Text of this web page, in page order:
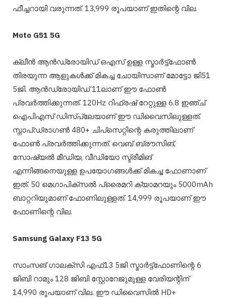
ഫീച്ചറായി വരുന്നത്. 13,999 രൂപയാണ് ഇതിന്റെ വില.
Moto G51 5G
ക്ലീൻ ആൻഡ്രോയിഡ് ഒഎസ് ഉള്ള സ്മാർട്ട്‌ഫോൺ
തിരയുന്ന ആളുകൾക്ക് മികച്ച ചോയിസാണ് മോട്ടോ ജി51
5ജി. ആൻഡ്രോയിഡ് 11ലാണ് ഈ ഫോൺ
പ്രവർത്തിക്കുന്നത്. 120Hz റിഫ്രഷ് റേറ്റുള്ള 6.8 ഇഞ്ച്
ഐപിഎസ് ഡിസ്‌പ്ലേയാണ് ഈ ഡിവൈസിലുള്ളത്.
സ്നാപ്ഡ്രാഗൺ 480+ ചിപ്‌സെറ്റിന്റെ കരുത്തിലാണ്
ഫോൺ പ്രവർത്തിക്കുന്നത്. വെബ് ബ്രൗസിങ്,
സോഷ്യൽ മീഡിയ, വീഡിയോ സ്ട്രീമിങ്
എന്നിങ്ങനെയുള്ള ഉപയോഗങ്ങൾക്ക് മികച്ച ഫോണാണ്
ഇത്. 50 മെഗാപിക്സൽ പ്രൈമറി ക്യാമറയും 5000mAh
ബാറ്ററിയുമാണ് ഫോണിലുള്ളത്. 14,999 രൂപയാണ് ഈ
ഫോണിന്റെ വില.
Samsung Galaxy F13 5G
സാംസങ് ഗാലക്സി എഫ്13 5ജി സ്മാർട്ട്ഫോണിന്റെ 6
ജിബി റാമും 128 ജിബി സ്റ്റോറേജുമുള്ള വേരിയന്റിന്
14,990 രൂപയാണ് വില. ഈ ഡിവൈസിൽ HD+